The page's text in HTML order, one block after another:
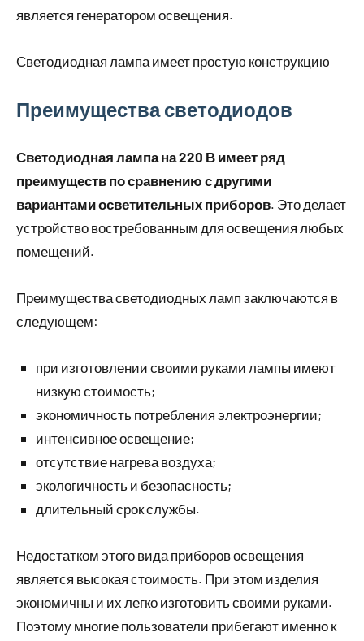
является генератором освещения.
Светодиодная лампа имеет простую конструкцию
Преимущества светодиодов
Светодиодная лампа на 220 В имеет ряд
преимуществ по сравнению с другими
вариантами осветительных приборов. Это делает
устройство востребованным для освещения любых
помещений.
Преимущества светодиодных ламп заключаются в
следующем:
при изготовлении своими руками лампы имеют
низкую стоимость;
экономичность потребления электроэнергии;
интенсивное освещение;
отсутствие нагрева воздуха;
экологичность и безопасность;
длительный срок службы.
Недостатком этого вида приборов освещения
является высокая стоимость. При этом изделия
экономичны и их легко изготовить своими руками.
Поэтому многие пользователи прибегают именно к